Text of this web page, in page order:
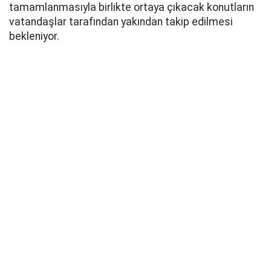
tamamlanmasıyla birlikte ortaya çıkacak konutların
vatandaşlar tarafından yakından takip edilmesi
bekleniyor.